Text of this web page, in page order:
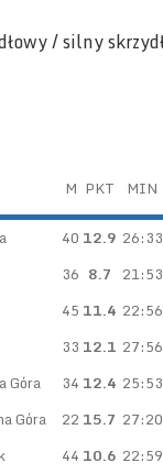
/ silny
M PKT MIN
40 12.9 26:33
36 8.7 21:53
45 11.4 22:56
33 12.1 27:56
Góra 34 12.4 25:53
Góra 22 15.7 27:20
44 10.6 22:59